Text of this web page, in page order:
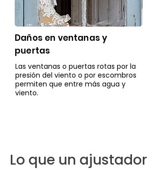
Daños en ventanas y
puertas
Las ventanas o puertas rotas por la
presión del viento o por escombros
permiten que entre más agua y
viento.
Lo que un ajustador